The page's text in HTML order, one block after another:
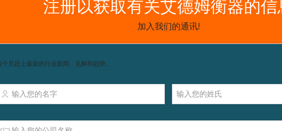
净重
- Proposition 65